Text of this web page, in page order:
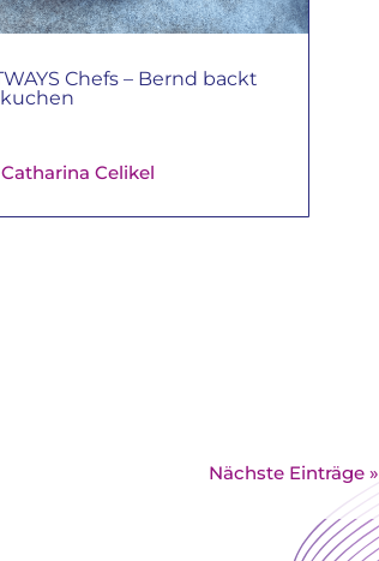
Chefs – Bernd backt
Catharina Celikel
Nächste Einträge »